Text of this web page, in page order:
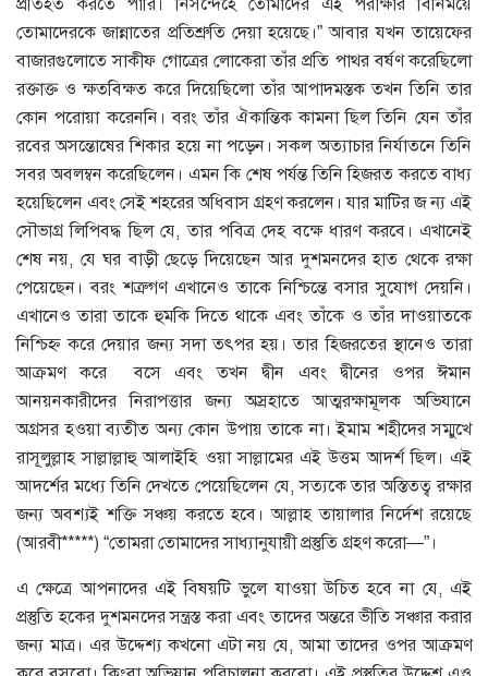
তোমাদেরকে জান্নাতের প্রতিশ্রুতি দেয়া হয়েছে।” আবার যখন তায়েফের
বাজারগুলোতে সাকীফ গোত্রের লোকেরা তাঁর প্রতি পাথর বর্ষণ করেছিলো
রক্তাক্ত ও ক্ষতবিক্ষত করে দিয়েছিলো তাঁর আপাদমস্তক তখন তিনি তার
কোন পরোয়া করেননি। বরং তাঁর ঐকান্তিক কামনা ছিল তিনি যেন তাঁর
রবের অসন্তোষের শিকার হয়ে না পড়েন। সকল অত্যাচার নির্যাতনে তিনি
সবর অবলম্বন করেছিলেন। এমন কি শেষ পর্যন্ত তিনি হিজরত করতে বাধ্য
হয়েছিলেন এবং সেই শহরের অধিবাস গ্রহণ করলেন। যার মাটির জ ন্য এই
সৌভাগ্র লিপিবদ্ধ ছিল যে, তার পবিত্র দেহ বক্ষে ধারণ করবে। এখানেই
শেষ নয়, যে ঘর বাড়ী ছেড়ে দিয়েছেন আর দুশমনদের হাত থেকে রক্ষা
পেয়েছেন। বরং শত্রুগণ এখানেও তাকে নিশ্চিন্তে বসার সুযোগ দেয়নি।
এখানেও তারা তাকে হুমকি দিতে থাকে এবং তাঁকে ও তাঁর দাওয়াতকে
নিশ্চিহ্ন করে দেয়ার জন্য সদা তৎপর হয়। তার হিজরতের স্থানেও তারা
আক্রমণ করে বসে এবং তখন দ্বীন এবং দ্বীনের ওপর ঈমান
আনয়নকারীদের নিরাপত্তার জন্য অস্রহাতে আত্মরক্ষামূলক অভিযানে
অগ্রসর হওয়া ব্যতীত অন্য কোন উপায় তাকে না। ইমাম শহীদের সম্মুখে
রাসূলুল্লাহ সাল্লাল্লাহু আলাইহি ওয়া সাল্লামের এই উত্তম আদর্শ ছিল। এই
আদর্শের মধ্যে তিনি দেখতে পেয়েছিলেন যে, সত্যকে তার অস্তিতত্ব রক্ষার
জন্য অবশ্যই শক্তি সঞ্চয় করতে হবে। আল্লাহ তায়ালার নির্দেশ রয়েছে
(আরবী*****) “তোমরা তোমাদের সাধ্যানুযায়ী প্রস্তুতি গ্রহণ করো—”।
এ ক্ষেত্রে আপনাদের এই বিষয়টি ভুলে যাওয়া উচিত হবে না যে, এই
প্রস্তুতি হকের দুশমনদের সন্ত্রস্ত করা এবং তাদের অন্তরে ভীতি সঞ্চার করার
জন্য মাত্র। এর উদ্দেশ্য কখনো এটা নয় যে, আমা তাদের ওপর আক্রমণ